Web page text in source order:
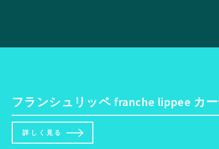
フランシュリッペ franche lippee カ
詳しく見る